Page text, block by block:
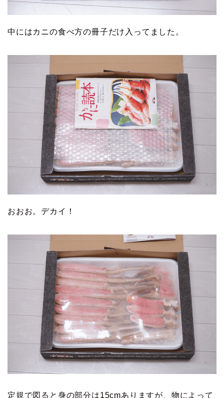
中にはカニの食べ方の冊子だけ入ってました。
おおお。デカイ！
定規で図ると身の部分は15cmありますが、物によって